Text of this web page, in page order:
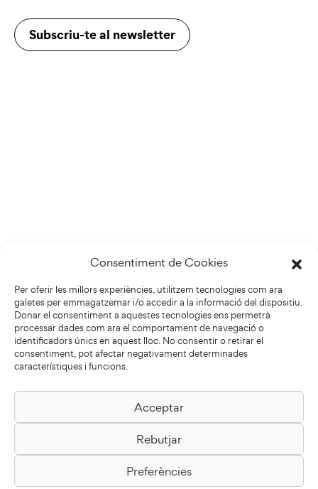
Consentiment de Cookies
Per oferir les millors experiències, utilitzem tecnologies com ara
galetes per emmagatzemar i/o accedir a la informació del dispositiu.
Donar el consentiment a aquestes tecnologies ens permetrà
processar dades com ara el comportament de navegació o
identificadors únics en aquest lloc. No consentir o retirar el
consentiment, pot afectar negativament determinades
característiques i funcions.
Acceptar
Rebutjar
Preferències
Subscriu-te al newsletter
Biblioteca Pilarin Bayés
Passeig de la Generalitat, 1
08500 Vic